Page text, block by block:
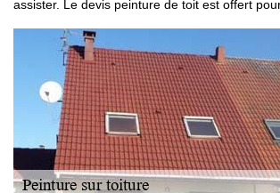
assister. Le devis peinture de toit est offert